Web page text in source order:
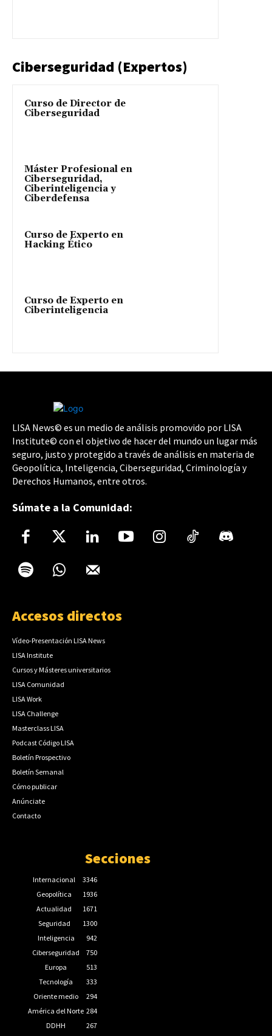
Ciberseguridad (Expertos)
Curso de Director de
Ciberseguridad
Máster Profesional en
Ciberseguridad,
Ciberinteligencia y
Ciberdefensa
Curso de Experto en
Hacking Ético
Curso de Experto en
Ciberinteligencia
LISA News© es un medio de análisis promovido por LISA
Institute© con el objetivo de hacer del mundo un lugar más
seguro, justo y protegido a través de análisis en materia de
Geopolítica, Inteligencia, Ciberseguridad, Criminología y
Derechos Humanos, entre otros.
Súmate a la Comunidad:
Accesos directos
Vídeo-Presentación LISA News
LISA Institute
Cursos y Másteres universitarios
LISA Comunidad
LISA Work
LISA Challenge
Masterclass LISA
Podcast Código LISA
Boletín Prospectivo
Boletín Semanal
Cómo publicar
Anúnciate
Contacto
Secciones
Internacional
3346
Geopolítica
1936
Actualidad
1671
Seguridad
1300
Inteligencia
942
Ciberseguridad
750
Europa
513
Tecnología
333
Oriente medio
294
América del Norte 284
DDHH
267